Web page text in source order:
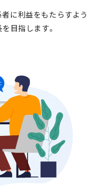
に利益をもたらすよう
目指します。